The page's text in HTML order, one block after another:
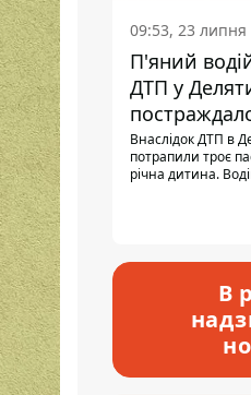
09:53, 23 липня
П'яний
ДТП у
них -
Внаслідок ДТП в
потрапили троє
річна дитина.
В